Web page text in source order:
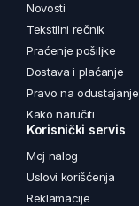
Novosti
Tekstilni rečnik
Praćenje pošiljke
Dostava i plaćanje
Pravo na odustajanje
Kako naručiti
Korisnički servis
Moj nalog
Uslovi korišćenja
Reklamacije